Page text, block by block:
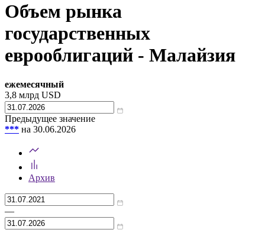
Объем рынка
государственных
еврооблигаций - Малайзия
ежемесячный
3,8 млрд USD
Предыдущее значение
*** на 30.06.2026
Архив
—